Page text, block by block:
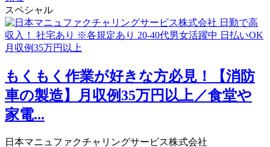
スペシャル
もくもく作業が好きな方必見！【消防
車の製造】月収例35万円以上／食堂や
家電...
日本マニュファクチャリングサービス株式会社